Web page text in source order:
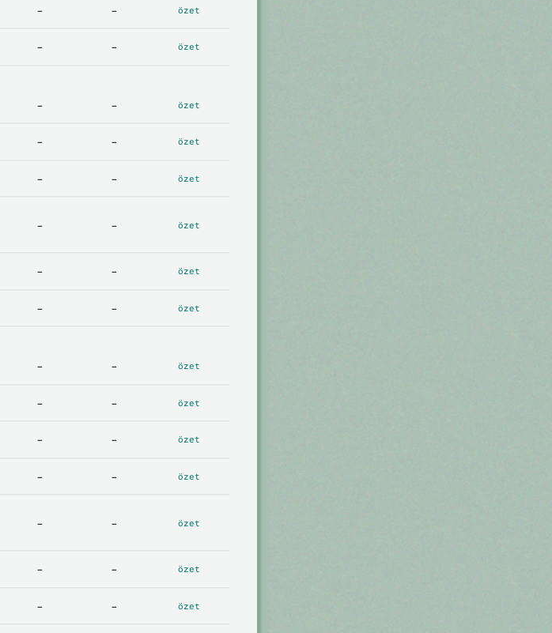
- - özet
- - özet
- - özet
- - özet
- - özet
- - özet
- - özet
- - özet
- - özet
- - özet
- - özet
- - özet
- - özet
- - özet
- - özet